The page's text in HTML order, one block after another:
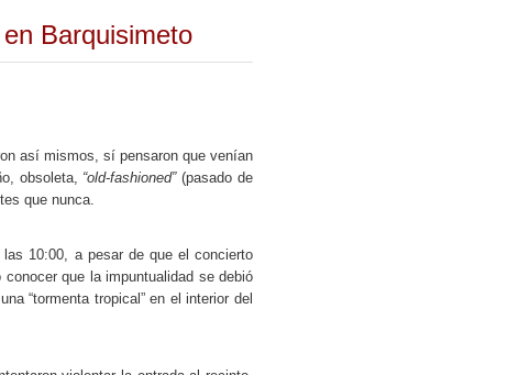
Barquisimeto
así mismos, sí pensaron que venían
obsoleta, “old-fashioned”(pasado de
que nunca.
10:00, a pesar de que el concierto
que la impuntualidad se debió
“tormenta tropical” en el interior del